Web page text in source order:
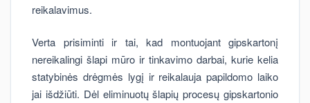
reikalavimus.
Verta prisiminti ir tai, kad montuojant gipskartonį
nereikalingi šlapi mūro ir tinkavimo darbai, kurie kelia
statybinės drėgmės lygį ir reikalauja papildomo laiko
jai išdžiūti. Dėl eliminuotų šlapių procesų gipskartonio